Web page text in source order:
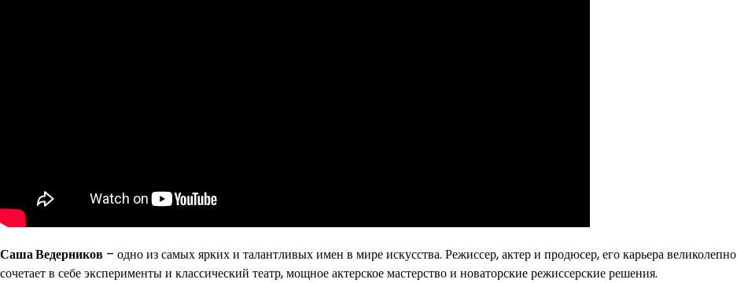
Саша Ведерников – одно из самых ярких и талантливых имен в мире искусства. Режиссер, актер и продюсер, его карьера великолепно
сочетает в себе эксперименты и классический театр, мощное актерское мастерство и новаторские режиссерские решения.